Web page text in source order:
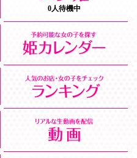
0人待機中